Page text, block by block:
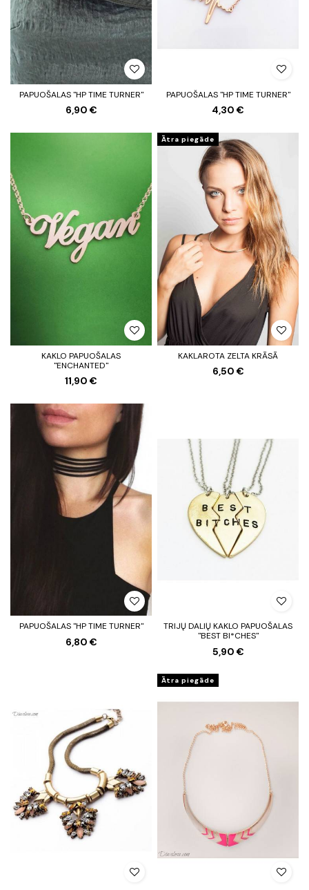
PAPUOŠALAS "HP TIME TURNER"
6,90 €
PAPUOŠALAS "HP TIME TURNER"
4,30 €
KAKLO PAPUOŠALAS
"ENCHANTED"
11,90 €
Ātra piegāde
KAKLAROTA ZELTA KRĀSĀ
6,50 €
PAPUOŠALAS "HP TIME TURNER"
6,80 €
TRIJŲ DALIŲ KAKLO PAPUOŠALAS
"BEST BI*CHES"
5,90 €
Ātra piegāde